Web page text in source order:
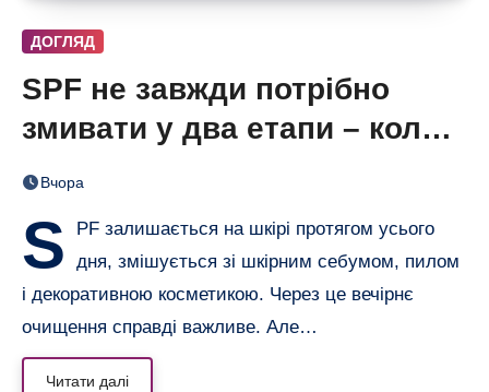
ДОГЛЯД
SPF не завжди потрібно
змивати у два етапи – коли
одного очищення достатньо
Вчора
S
PF залишається на шкірі протягом усього
дня, змішується зі шкірним себумом, пилом
і декоративною косметикою. Через це вечірнє
очищення справді важливе. Але…
Читати далі